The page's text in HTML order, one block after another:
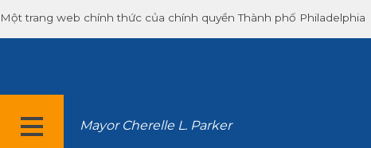
Một trang web chính thức của chính quyền Thành phố Philadelphia
THỰC ĐƠN
Mayor Cherelle L. Parker